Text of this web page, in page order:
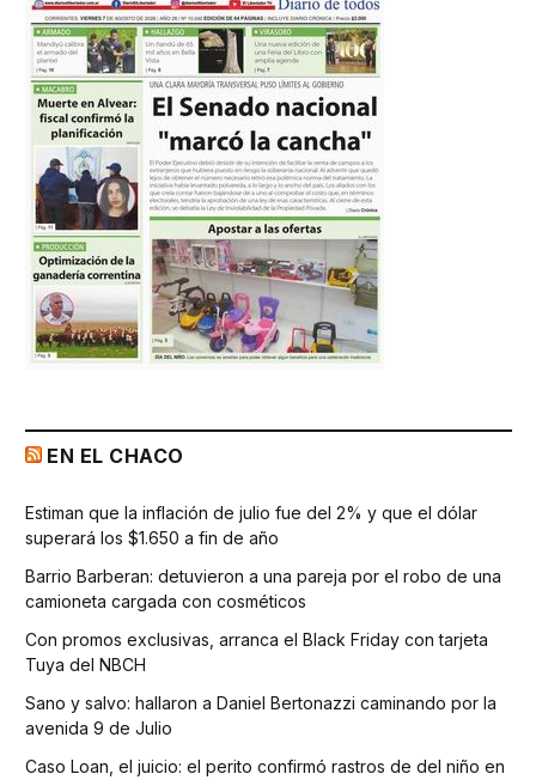
EN EL CHACO
Estiman que la inflación de julio fue del 2% y que el dólar
superará los $1.650 a fin de año
Barrio Barberan: detuvieron a una pareja por el robo de una
camioneta cargada con cosméticos
Con promos exclusivas, arranca el Black Friday con tarjeta
Tuya del NBCH
Sano y salvo: hallaron a Daniel Bertonazzi caminando por la
avenida 9 de Julio
Caso Loan, el juicio: el perito confirmó rastros de del niño en